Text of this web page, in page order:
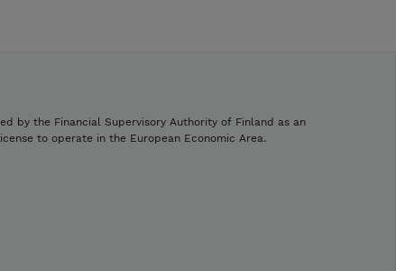
by the Financial Supervisory Authority of Finland as an
to operate in the European Economic Area.